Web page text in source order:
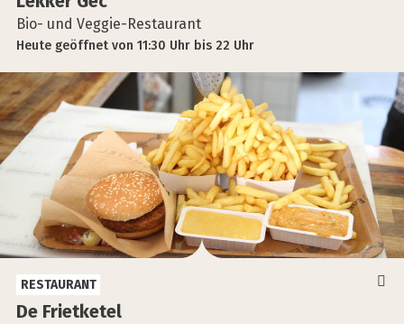
Bio- und Veggie-Restaurant
Heute geöffnet von 11:30 Uhr bis 22 Uhr
De Friet­ket­el
RESTAURANT